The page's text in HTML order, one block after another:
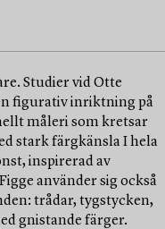
Studier vid Otte
figurativ inriktning på
måleri som kretsar
stark färgkänsla I hela
inspirerad av
använder sig också
trådar, tygstycken,
gnistande färger.